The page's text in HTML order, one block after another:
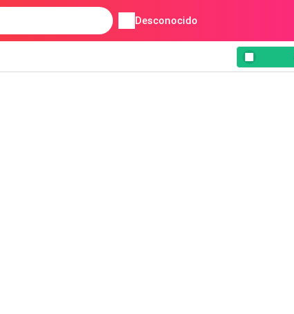
Desconocido